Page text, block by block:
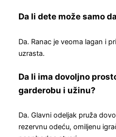
Da li dete može samo
Da. Ranac je veoma lagan i
uzrasta.
Da li ima dovoljno
garderobu i užinu?
Da. Glavni odeljak pruža
rezervnu odeću, omiljenu